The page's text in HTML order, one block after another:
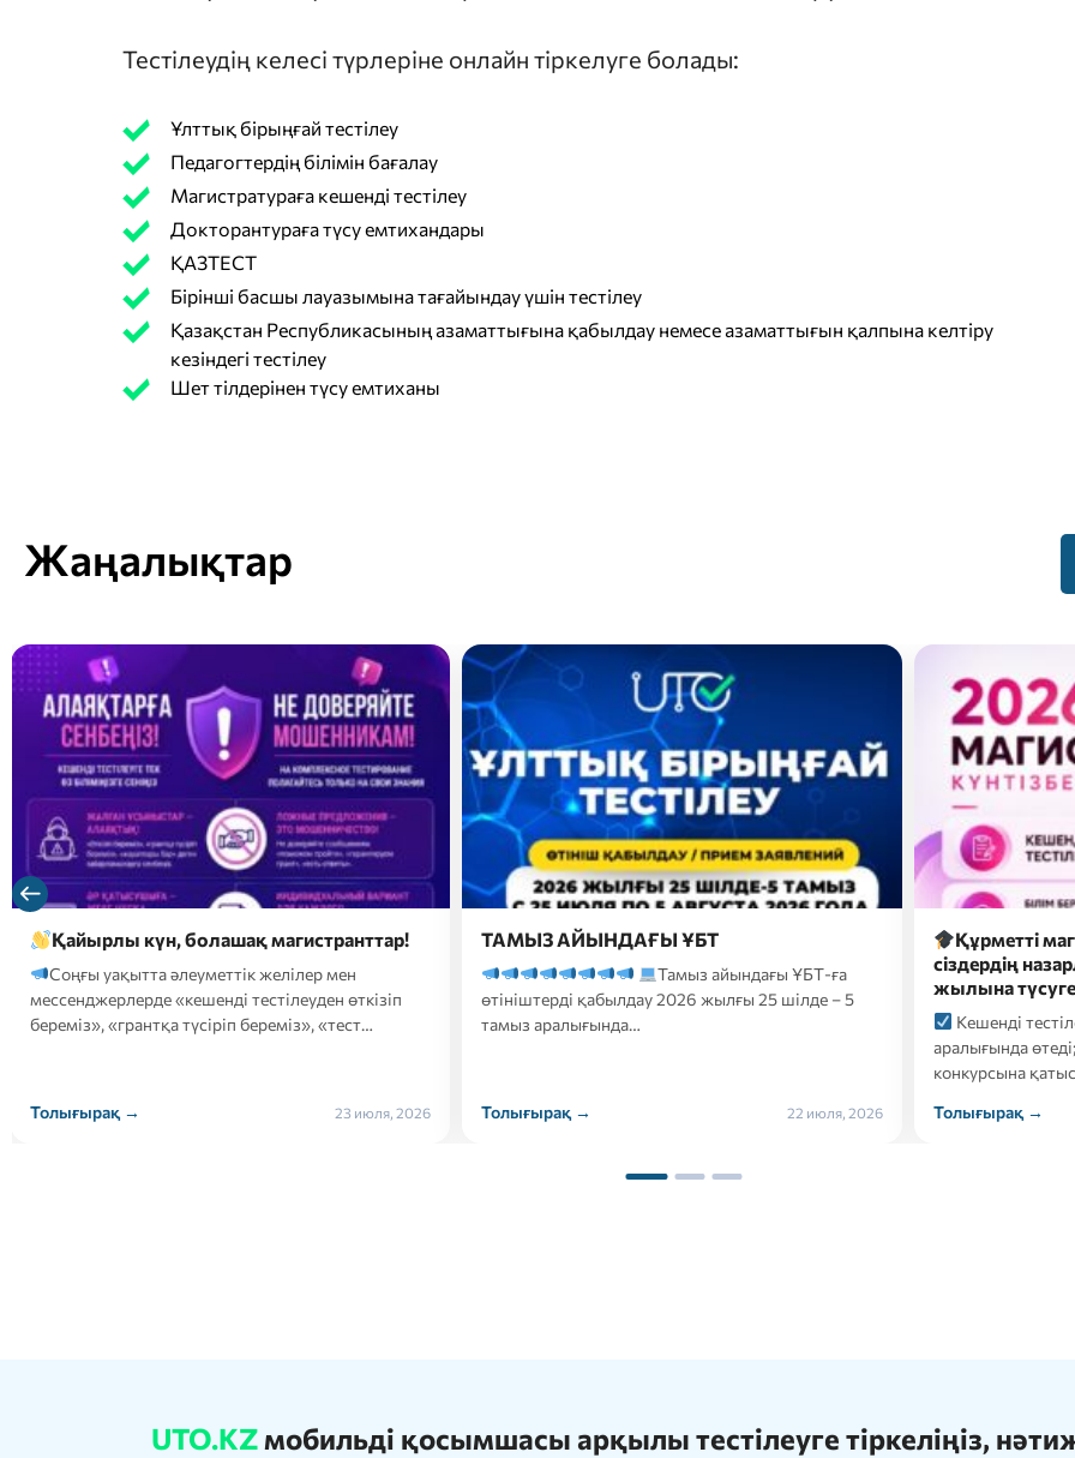
Тестілеудің келесі түрлеріне онлайн тіркелуге болады:
Ұлттық бірыңғай тестілеу
Педагогтердің білімін бағалау
Магистратураға кешенді тестілеу
Докторантураға түсу емтихандары
ҚАЗТЕСТ
Бірінші басшы лауазымына тағайындау үшін тестілеу
Қазақстан Республикасының азаматтығына қабылдау немесе азаматтығын қалпына келтіру
кезіндегі тестілеу
Шет тілдерінен түсу емтиханы
Жаңалықтар
ТАМЫЗ АЙЫНДАҒЫ ҰБТ
Тамыз айындағы ҰБТ-ға
өтініштерді қабылдау 2026 жылғы 25 шілде – 5
тамыз аралығында…
Толығырақ → 22 июля, 2026
Құрметті магистратураға түсушілер,
сіздердің назарларыңызға 2026-2027 оқу
жылына түсуге арналған…
Кешенді тестілеу 20 шілде-10 тамыз
Толығырақ →
21 июля, 2026
2026 жылғы 26
түсуші
форматтағы…
2026 жылғы 26
үміткерлер үшін
ҚАЗТЕСТ
Толығырақ →
UTO.KZ мобильді қосымшасы арқылы тестілеуге тіркеліңіз,